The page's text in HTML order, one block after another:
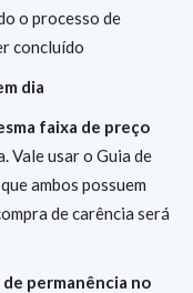
o processo de
concluído
dia
faixa de preço
Vale usar o Guia de
ambos possuem
de carência será
permanência no